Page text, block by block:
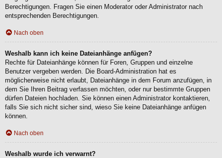
Berechtigungen. Fragen Sie einen Moderator oder Administrator nach
entsprechenden Berechtigungen.
Nach oben
Weshalb kann ich keine Dateianhänge anfügen?
Rechte für Dateianhänge können für Foren, Gruppen und einzelne
Benutzer vergeben werden. Die Board-Administration hat es
möglicherweise nicht erlaubt, Dateianhänge in dem Forum anzufügen, in
dem Sie Ihren Beitrag verfassen möchten, oder nur bestimmte Gruppen
dürfen Dateien hochladen. Sie können einen Administrator kontaktieren,
falls Sie sich nicht sicher sind, wieso Sie keine Dateianhänge anfügen
können.
Nach oben
Weshalb wurde ich verwarnt?